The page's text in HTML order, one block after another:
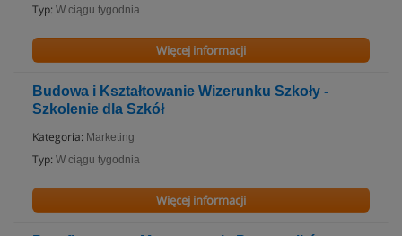
Typ: W ciągu tygodnia
Więcej informacji
Budowa i Kształtowanie Wizerunku Szkoły -
Szkolenie dla Szkół
Kategoria: Marketing
Typ: W ciągu tygodnia
Więcej informacji